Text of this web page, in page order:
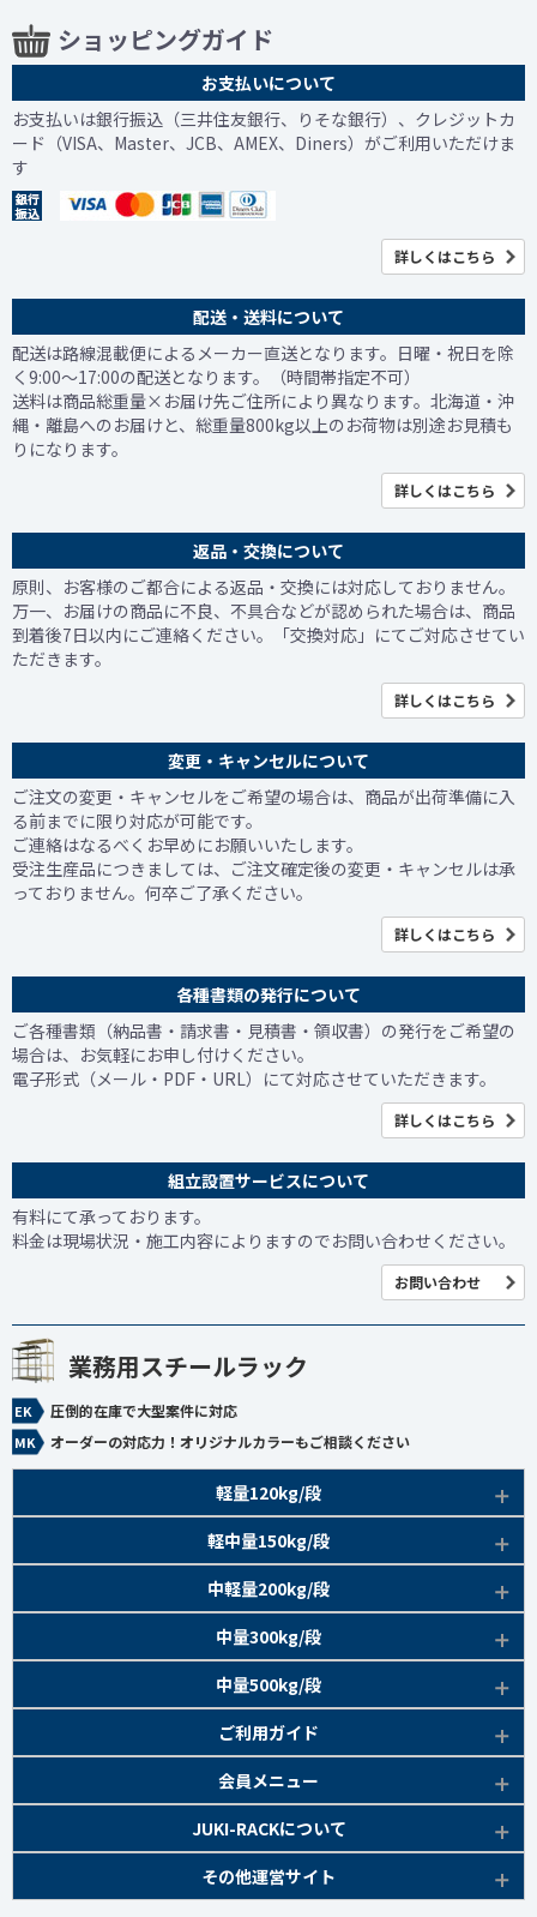
ショッピングガイド
お支払いについて
お支払いは銀行振込（三井住友銀行、りそな銀行）、クレジットカ
ード（VISA、Master、JCB、AMEX、Diners）がご利用いただけま
す
詳しくはこちら
配送・送料について
配送は路線混載便によるメーカー直送となります。日曜・祝日を除
く9:00～17:00の配送となります。（時間帯指定不可）
送料は商品総重量×お届け先ご住所により異なります。北海道・沖
縄・離島へのお届けと、総重量800kg以上のお荷物は別途お見積も
りになります。
詳しくはこちら
返品・交換について
原則、お客様のご都合による返品・交換には対応しておりません。
万一、お届けの商品に不良、不具合などが認められた場合は、商品
到着後7日以内にご連絡ください。「交換対応」にてご対応させてい
ただきます。
詳しくはこちら
変更・キャンセルについて
ご注文の変更・キャンセルをご希望の場合は、商品が出荷準備に入
る前までに限り対応が可能です。
ご連絡はなるべくお早めにお願いいたします。
受注生産品につきましては、ご注文確定後の変更・キャンセルは承
っておりません。何卒ご了承ください。
詳しくはこちら
各種書類の発行について
ご各種書類（納品書・請求書・見積書・領収書）の発行をご希望の
場合は、お気軽にお申し付けください。
電子形式（メール・PDF・URL）にて対応させていただきます。
詳しくはこちら
組立設置サービスについて
有料にて承っております。
料金は現場状況・施工内容によりますのでお問い合わせください。
お問い合わせ
業務用スチールラック
圧倒的在庫で大型案件に対応
オーダーの対応力！オリジナルカラーもご相談ください
軽量120kg/段
アイボリー、グレー
EK120kg/段アングルボルト 特長
EK120kg/段アングルセミボルト 特長
新セミボルト 特長
組み立て方
オプション部材
軽中量150kg/段
軽中量150kg/段 商品一覧
部材仕様図
金網 ※準備中
中軽量200kg/段
EK200kg/段 商品一覧
部材仕様図
中量300kg/段
アイボリー・グリーン
EK300kg/段 商品一覧
部材仕様図
中量500kg/段
アイボリー・グリーン
EK500kg/段 商品一覧
部材仕様図
ご利用ガイド
検索システムの使い方
ご利用ガイド
各種書類発行
会員メニュー
お気に入り一覧
マイページ
JUKI-RACKについて
サイトマップ
その他運営サイト